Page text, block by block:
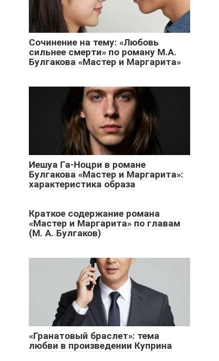
Сочинение на тему: «Любовь
сильнее смерти» по роману М.А.
Булгакова «Мастер и Маргарита»
Иешуа Га-Ноцри в романе
Булгакова «Мастер и Маргарита»:
характеристика образа
Краткое содержание романа
«Мастер и Маргарита» по главам
(М. А. Булгаков)
«Гранатовый браслет»: тема
любви в произведении Куприна